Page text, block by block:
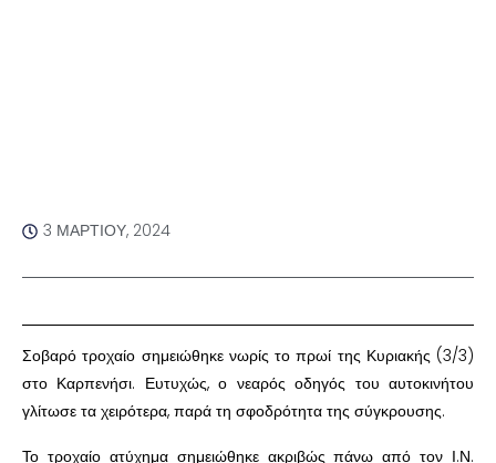
3 ΜΑΡΤΊΟΥ, 2024
Σοβαρό τροχαίο σημειώθηκε νωρίς το πρωί της Κυριακής (3/3)
στο Καρπενήσι. Ευτυχώς, ο νεαρός οδηγός του αυτοκινήτου
γλίτωσε τα χειρότερα, παρά τη σφοδρότητα της σύγκρουσης.
Το τροχαίο ατύχημα σημειώθηκε ακριβώς πάνω από τον Ι.Ν.